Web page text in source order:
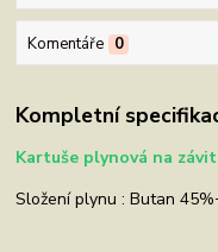
Komentáře 0
Kompletní
Kartuše plynová na závit
Složení plynu : Butan